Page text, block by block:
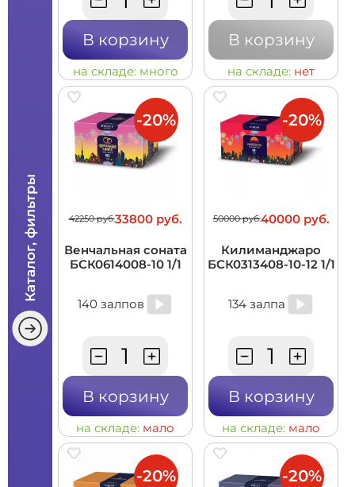
Каталог, фильтры
В корзину
на складе: много
В корзину
на складе: нет
42250 руб.33800 руб.
Венчальная соната
БСК0614008-10 1/1
140 залпов
В корзину
на складе: мало
-20%
50000 руб.40000 руб.
Килиманджаро
БСК0313408-10-12 1/1
134 залпа
В корзину
на складе: мало
-20%
-20% -20%